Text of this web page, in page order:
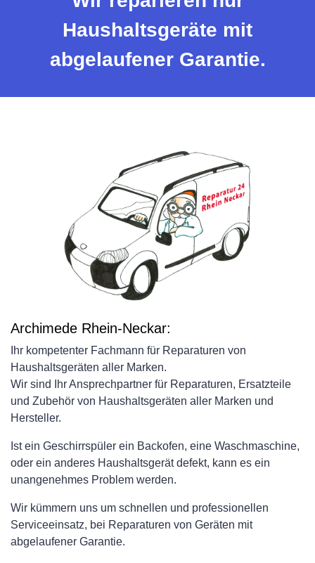
Haushaltsgeräte mit
abgelaufener Garantie.
Archimede Rhein-Neckar:
Ihr kompetenter Fachmann für Reparaturen von
Haushaltsgeräten aller Marken.
Wir sind Ihr Ansprechpartner für Reparaturen, Ersatzteile
und Zubehör von Haushaltsgeräten aller Marken und
Hersteller.
Ist ein Geschirrspüler ein Backofen, eine Waschmaschine,
oder ein anderes Haushaltsgerät defekt, kann es ein
unangenehmes Problem werden.
Wir kümmern uns um schnellen und professionellen
Serviceeinsatz, bei Reparaturen von Geräten mit
abgelaufener Garantie.